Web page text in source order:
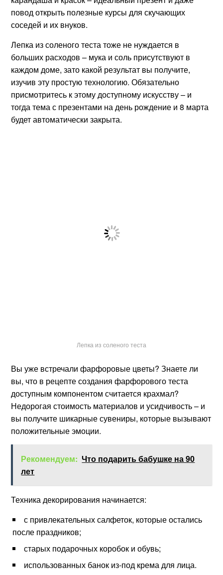
повод открыть полезные курсы для скучающих
соседей и их внуков.
Лепка из соленого теста тоже не нуждается в
больших расходов – мука и соль присутствуют в
каждом доме, зато какой результат вы получите,
изучив эту простую технологию. Обязательно
присмотритесь к этому доступному искусству – и
тогда тема с презентами на день рождение и 8 марта
будет автоматически закрыта.
Лепка из соленого теста
Вы уже встречали фарфоровые цветы? Знаете ли
вы, что в рецепте создания фарфорового теста
доступным компонентом считается крахмал?
Недорогая стоимость материалов и усидчивость – и
вы получите шикарные сувениры, которые вызывают
положительные эмоции.
Рекомендуем: Что подарить бабушке на 90
лет
Техника декорирования начинается:
с привлекательных салфеток, которые остались
после праздников;
старых подарочных коробок и обувь;
использованных банок из-под крема для лица.